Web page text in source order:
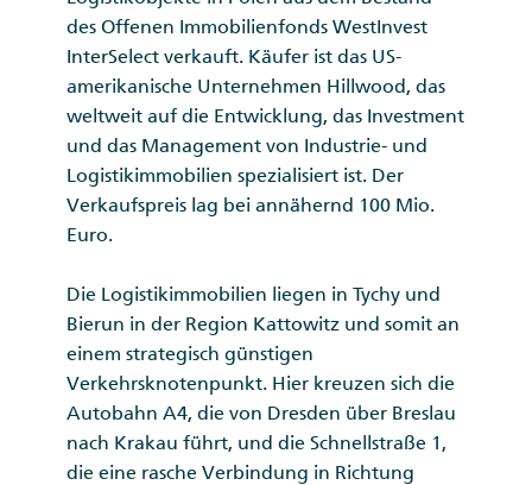
des Offenen Immobilienfonds WestInvest
InterSelect verkauft. Käufer ist das US-
amerikanische Unternehmen Hillwood, das
weltweit auf die Entwicklung, das Investment
und das Management von Industrie- und
Logistikimmobilien spezialisiert ist. Der
Verkaufspreis lag bei annähernd 100 Mio.
Euro.
Die Logistikimmobilien liegen in Tychy und
Bierun in der Region Kattowitz und somit an
einem strategisch günstigen
Verkehrsknotenpunkt. Hier kreuzen sich die
Autobahn A4, die von Dresden über Breslau
nach Krakau führt, und die Schnellstraße 1,
die eine rasche Verbindung in Richtung